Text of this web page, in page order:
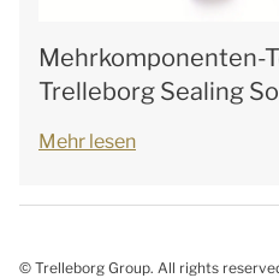
Mehrkomponenten-
Trelleborg Sealing
Mehr lesen
© Trelleborg Group. All rights